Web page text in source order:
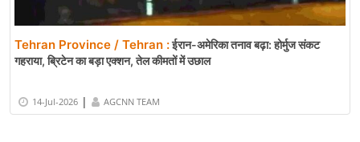
Tehran Province / Tehran :ईरान-अमेरिका तनाव बढ़ा: होर्मुज संकट
गहराया, ब्रिटेन का बड़ा एक्शन, तेल कीमतों में उछाल
14-Jul-2026 | AGCNN TEAM